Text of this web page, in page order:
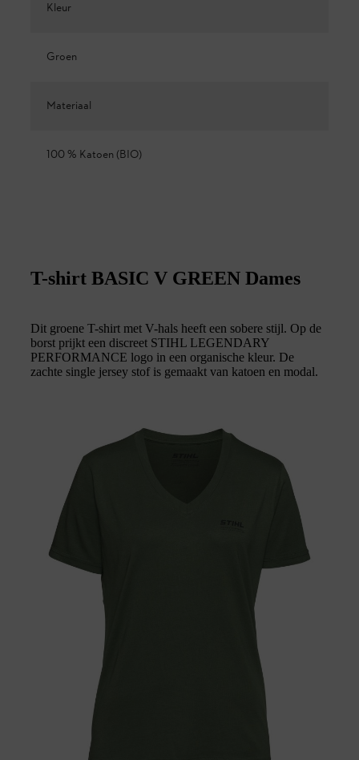
Kleur
Groen
Materiaal
100 % Katoen (BIO)
T-shirt BASIC V GREEN Dames
Dit groene T-shirt met V-hals heeft een sobere stijl. Op de
borst prijkt een discreet STIHL LEGENDARY
PERFORMANCE logo in een organische kleur. De
zachte single jersey stof is gemaakt van katoen en modal.